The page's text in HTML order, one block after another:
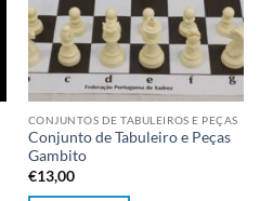
CONJUNTOS DE TABULEIROS E PEÇAS
Conjunto de Tabuleiro e Peças
Gambito
€13,00